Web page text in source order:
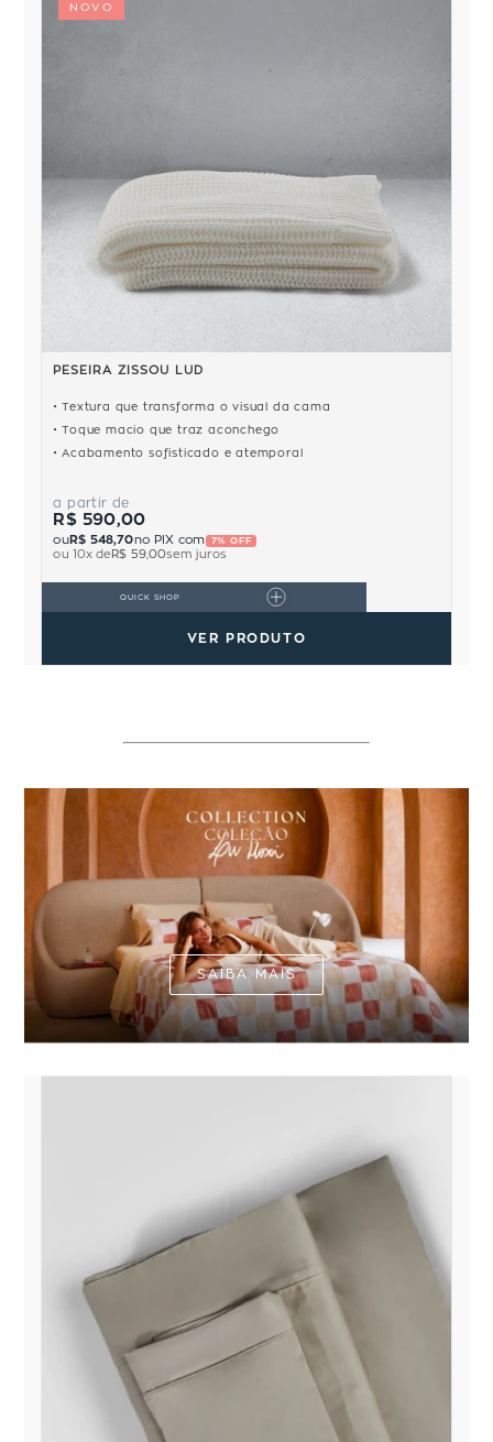
NOVO
PESEIRA ZISSOU LUD
Textura que transforma o visual da cama
Toque macio que traz aconchego
Acabamento sofisticado e atemporal
a partir de
R$ 590,00
ouR$ 548,70no PIX com 7% OFF
ou 10x de R$ 59,00sem juros
QUICK SHOP
VER PRODUTO
SAIBA MAIS